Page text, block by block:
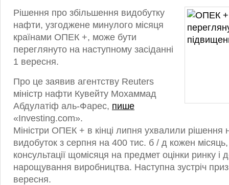
Рішення про збільшення видобутку
нафти, узгоджене минулого місяця
країнами ОПЕК +, може бути
переглянуто на наступному засіданні
1 вересня.
Про це заявив агентству Reuters
міністр нафти Кувейту Мохаммад
Абдулатіф аль-Фарес, пише
«Investing.com».
Міністри ОПЕК + в кінці липня ухвалили рішення
видобуток з серпня на 400 тис. б / д кожен
консультації щомісяця на предмет оцінки ринку і
нарощування виробництва. Наступна зустріч
вересня.